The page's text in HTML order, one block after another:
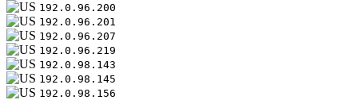
192.0.96.200
192.0.96.201
192.0.96.207
192.0.96.219
192.0.98.143
192.0.98.145
192.0.98.156